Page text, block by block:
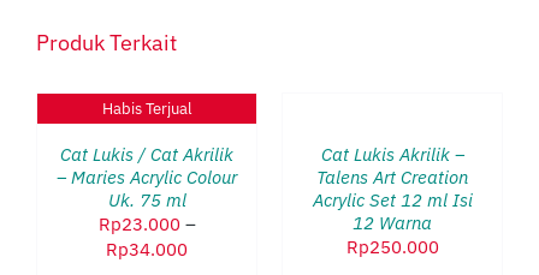
Produk Terkait
Habis Terjual
Cat Lukis / Cat Akrilik
– Maries Acrylic Colour
Uk. 75 ml
Rp23.000 –
Rp34.000
DETAILSCat Lukis Akrilik –
Talens Art Creation
Acrylic Set 12 ml Isi
12 Warna
Rp250.000